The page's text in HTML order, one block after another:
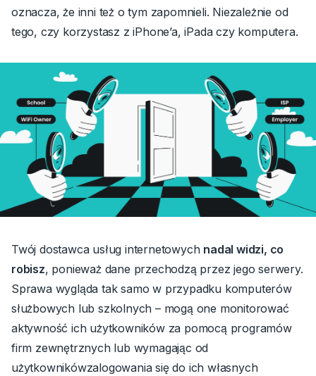
oznacza, że inni też o tym zapomnieli. Niezależnie od
tego, czy korzystasz z iPhone’a, iPada czy komputera.
Twój dostawca usług internetowych nadal widzi, co
robisz, ponieważ dane przechodzą przez jego serwery.
Sprawa wygląda tak samo w przypadku komputerów
służbowych lub szkolnych– mogą one monitorować
aktywność ich użytkowników za pomocą programów
firm zewnętrznych lub wymagając od
użytkownikówzalogowania się do ich własnych